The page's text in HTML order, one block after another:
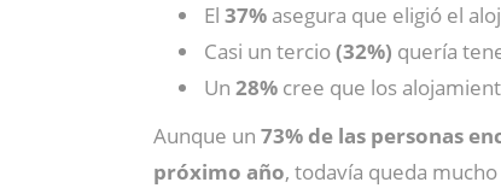
El 37% asegura que eligió el
Casi un tercio(32%) quería
Un 28% cree que los
Aunque un 73% de las personas
próximo año, todavía queda